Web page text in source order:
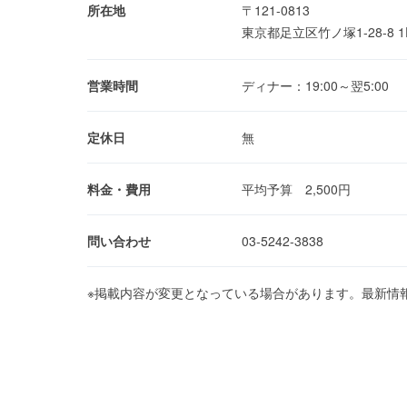
所在地
〒121-0813
東京都足立区竹ノ塚1-28-
営業時間 ディナー：19:00～翌5:00
定休日 無
料金・費用 平均予算 2,500円
問い合わせ 03-5242-3838
※掲載内容が変更となっている場合があります。最新